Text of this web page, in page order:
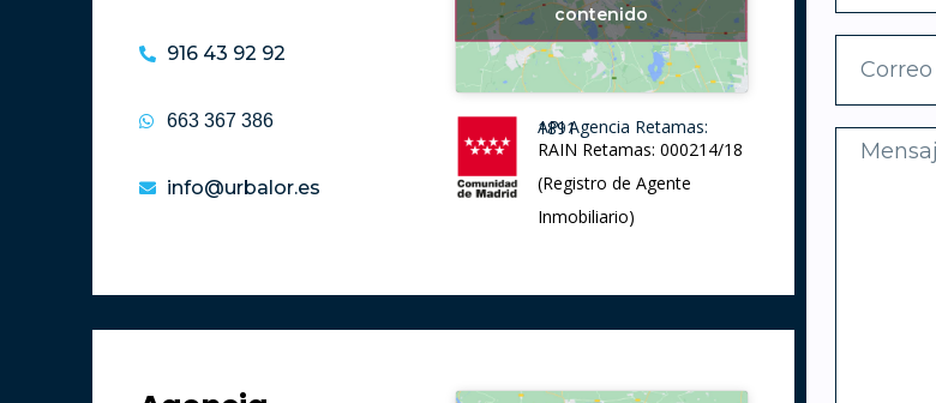
916 43 92 92
663 367 386
info@urbalor.es
contenido
API Agencia Retamas: 1891
RAIN Retamas: 000214/18
(Registro de Agente
Inmobiliario)